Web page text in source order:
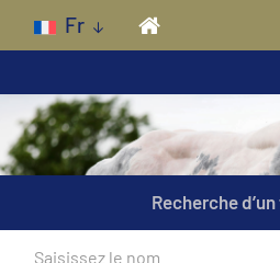
Skip to main content
Fr
Recherche